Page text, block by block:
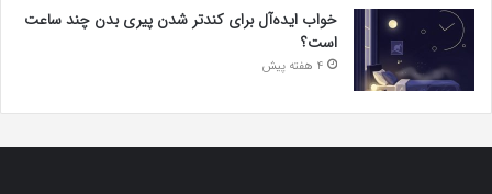
خواب ایده‌آل برای کندتر شدن پیری بدن چند ساعت
است؟
4 هفته پیش